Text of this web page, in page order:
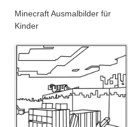
Minecraft Ausmalbilder für
Kinder